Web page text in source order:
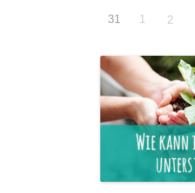
31 1 2